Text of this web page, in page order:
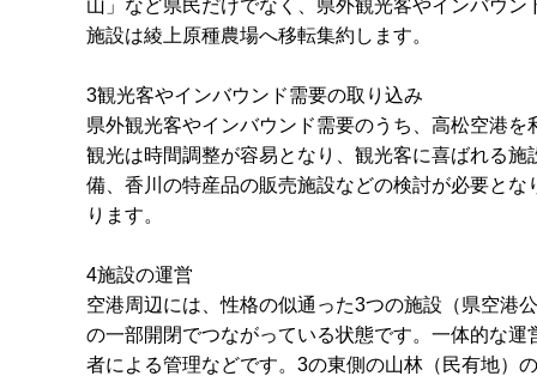
山」など県民だけでなく、県外観光客やインバウ
施設は綾上原種農場へ移転集約します。
3観光客やインバウンド需要の取り込み
県外観光客やインバウンド需要のうち、高松空港
観光は時間調整が容易となり、観光客に喜ばれる
備、香川の特産品の販売施設などの検討が必要と
ります。
4施設の運営
空港周辺には、性格の似通った3つの施設（県空港
の一部開閉でつながっている状態です。一体的な
者による管理などです。3の東側の山林（民有地）